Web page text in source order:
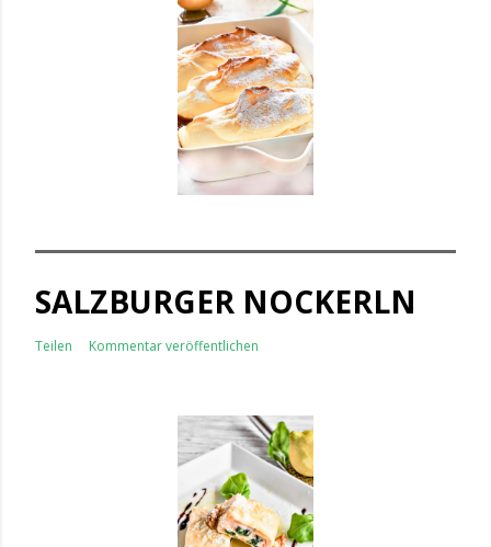
SALZBURGER NOCKERLN
Teilen Kommentar veröffentlichen